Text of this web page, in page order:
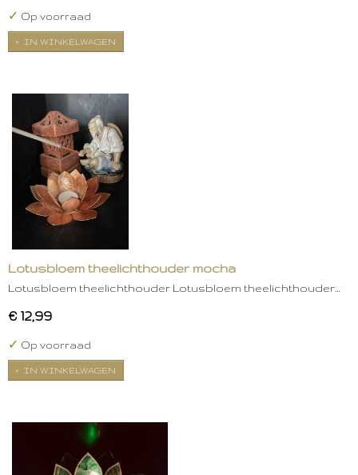
✓ Op voorraad
IN WINKELWAGEN
Lotusbloem theelichthouder mocha
Lotusbloem theelichthouder Lotusbloem theelichthouder…
€ 12,99
✓ Op voorraad
IN WINKELWAGEN